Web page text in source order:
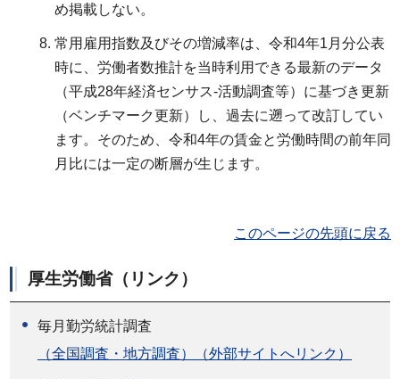
め掲載しない。
常用雇用指数及びその増減率は、令和4年1月分公表
時に、労働者数推計を当時利用できる最新のデータ
（平成28年経済センサス-活動調査等）に基づき更新
（ベンチマーク更新）し、過去に遡って改訂してい
ます。そのため、令和4年の賃金と労働時間の前年同
月比には一定の断層が生じます。
このページの先頭に戻る
厚生労働省（リンク）
毎月勤労統計調査
（全国調査・地方調査）（外部サイトへリンク）